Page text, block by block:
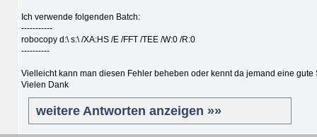
Ich verwende folgenden Batch:
-----------
robocopy d:\ s:\ /XA:HS /E /FFT /TEE /W:0 /R:0
----------
Vielleicht kann man diesen Fehler beheben oder kennt da jemand eine gute
Vielen Dank
weitere Antworten anzeigen »»